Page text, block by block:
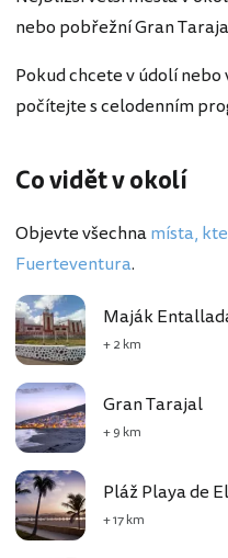
nebo pobřežní Gran
Pokud chcete v údolí
počítejte s celodenním
Co vidět v okolí
Objevte všechnamísta,
Fuerteventura.
Maják
+ 2 km
Gran Tarajal
+ 9 km
Pláž Playa de
+ 17 km